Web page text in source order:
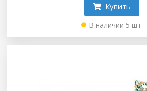
Купить
В наличии 5 шт.